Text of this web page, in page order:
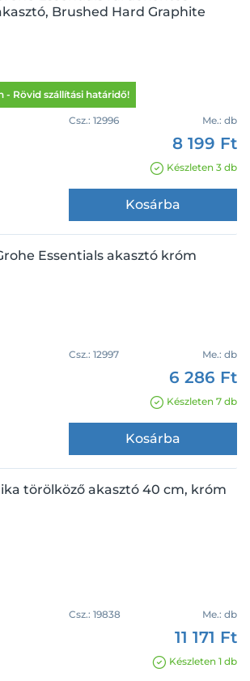
Brushed Hard Graphite
- Rövid szállítási határidő!
Csz.: 12996 Me.: db
8 199 Ft
Készleten 3 db
Kosárba
Essentials akasztó króm
Csz.: 12997 Me.: db
6 286 Ft
Készleten 7 db
Kosárba
törölköző akasztó 40 cm, króm
Csz.: 19838 Me.: db
11 171 Ft
Készleten 1 db